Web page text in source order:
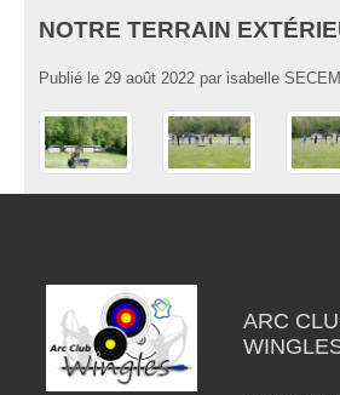
NOTRE TERRAIN
Publié le 29 août 2022 par isabelle
ARC